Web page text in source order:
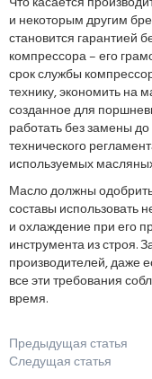
и некоторым другим
становится гарантией
компрессора – его
срок службы
технику, экономить на
созданное для
работать без замены
технического
используемых
Масло должны
составы использовать
и охлаждение при его
инструмента из строя.
производителей, даже
все эти требования
время.
Предыдущая статья
Следущая статья